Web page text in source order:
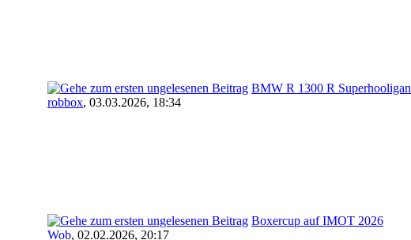
BMW R 1300 R Superhooligan
robbox, 03.03.2026, 18:34
Boxercup auf IMOT 2026
Wob, 02.02.2026, 20:17